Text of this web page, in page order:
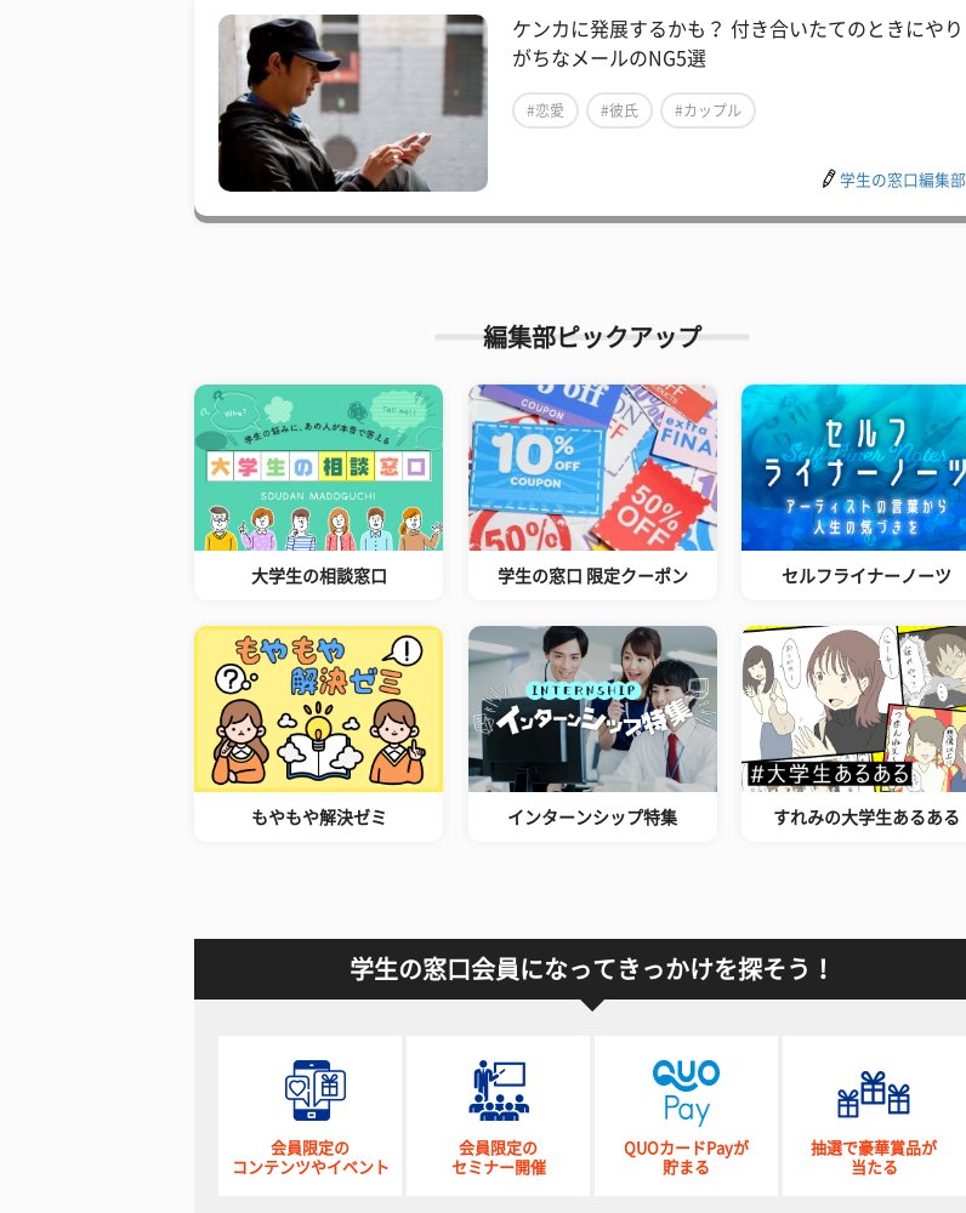
ケンカに発展するかも？ 付き合いたてのときにやり
がちなメールのNG5選
#恋愛 #彼氏 #カップル
学生の窓口編集部
編集部ピックアップ
大学生の相談窓口 学生の窓口 限定クーポン セルフライナーノーツ
もやもや解決ゼミ インターンシップ特集 すれみの大学生あるある
学生の窓口会員になってきっかけを探そう！
会員限定の
コンテンツやイベント
会員限定の
セミナー開催
QUOカードPayが
貯まる
抽選で豪華賞品が
当たる